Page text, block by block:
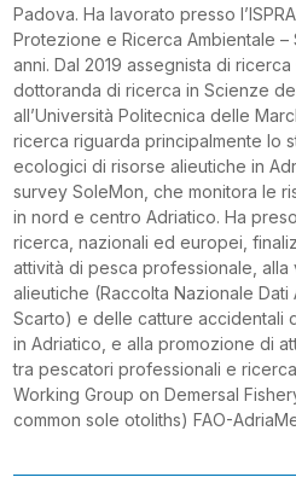
Padova. Ha lavorato presso
Protezione e Ricerca Ambientale
anni. Dal 2019 assegnista di
dottoranda di ricerca in Scienze
all’Università Politecnica delle
ricerca riguarda principalmente lo
ecologici di risorse alieutiche in
survey SoleMon, che monitora le
in nord e centro Adriatico. Ha
ricerca, nazionali ed europei,
attività di pesca professionale,
alieutiche (Raccolta Nazionale Dati
Scarto) e delle catture accidentali
in Adriatico, e alla promozione di
tra pescatori professionali e
Working Group on Demersal
common sole otoliths) FAO-